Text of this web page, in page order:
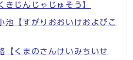
きじんじゃじゅそう】
池【すがりおおいけおよびこ
【くまのさんけいみちいせ